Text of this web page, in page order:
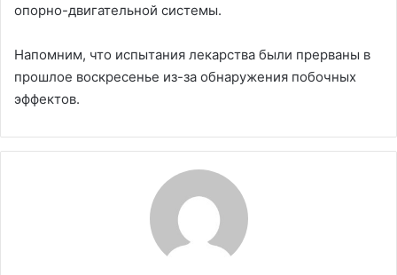
опорно-двигательной системы.
Напомним, что испытания лекарства были прерваны в
прошлое воскресенье из-за обнаружения побочных
эффектов.